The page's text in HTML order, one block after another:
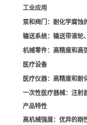
工业应用
泵和阀门 ：耐化学腐蚀
输送系统：输送带滚轮
机械零件：高精度和高
医疗设备
医疗仪器：高精度和耐
一次性医疗器械：注射
产品特性
高机械强度：优异的刚